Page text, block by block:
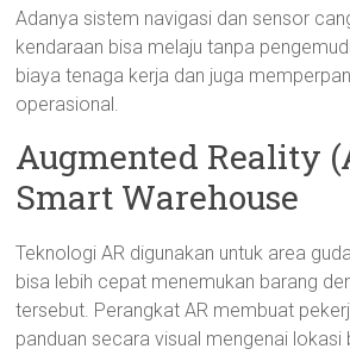
Adanya sistem navigasi dan sensor
kendaraan bisa melaju tanpa
biaya tenaga kerja dan juga
operasional.
Augmented Reality
Smart Warehouse
Teknologi AR digunakan untuk area
bisa lebih cepat menemukan barang
tersebut. Perangkat AR membuat
panduan secara visual mengenai lokasi